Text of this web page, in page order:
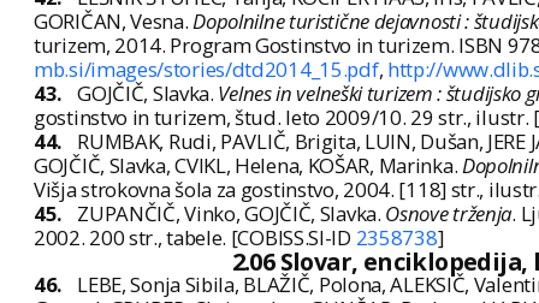
GORIČAN, Vesna.Dopolnilne turistične dejavnosti :
turizem, 2014. Program Gostinstvo in turizem. ISBN
mb.si/images/stories/dtd2014_15.pdf, http://
43. GOJČIČ, Slavka. Velnes in velneški turizem :
gostinstvo in turizem, štud. leto 2009/10. 29 str., ilustr.
44.
RUMBAK, Rudi, PAVLIČ, Brigita, LUIN, Dušan, JERE
GOJČIČ, Slavka, CVIKL, Helena, KOŠAR, Marinka.
Višja strokovna šola za gostinstvo, 2004. [118] str.,
45.
ZUPANČIČ, Vinko, GOJČIČ, Slavka. Osnove trženja.
2002. 200 str., tabele. [COBISS.SI-ID 2358738]
2.06 Slovar,
46.
LEBE, Sonja Sibila, BLAŽIČ, Polona, ALEKSIČ,